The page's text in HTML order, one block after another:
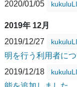
2020/01/05
2019年 12月
2019/12/27
明を行う利用者に
2019/12/18